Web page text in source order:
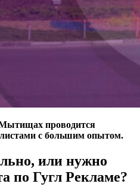
проводится
с большим опытом.
или нужно
по Гугл Рекламе?